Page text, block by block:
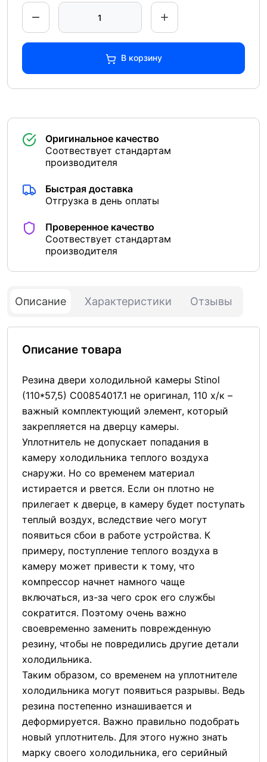
В корзину
Оригинальное качество
Соотвествует стандартам
производителя
Быстрая доставка
Отгрузка в день оплаты
Проверенное качество
Соотвествует стандартам
производителя
Описание Характеристики Отзывы
Описание товара
Резина двери холодильной камеры Stinol
(110*57,5) C00854017.1 не оригинал, 110 х/к –
важный комплектующий элемент, который
закрепляется на дверцу камеры.
Уплотнитель не допускает попадания в
камеру холодильника теплого воздуха
снаружи. Но со временем материал
истирается и рвется. Если он плотно не
прилегает к дверце, в камеру будет поступать
теплый воздух, вследствие чего могут
появиться сбои в работе устройства. К
примеру, поступление теплого воздуха в
камеру может привести к тому, что
компрессор начнет намного чаще
включаться, из-за чего срок его службы
сократится. Поэтому очень важно
своевременно заменить поврежденную
резину, чтобы не повредились другие детали
холодильника.
Таким образом, со временем на уплотнителе
холодильника могут появиться разрывы. Ведь
резина постепенно изнашивается и
деформируется. Важно правильно подобрать
новый уплотнитель. Для этого нужно знать
марку своего холодильника, его серийный